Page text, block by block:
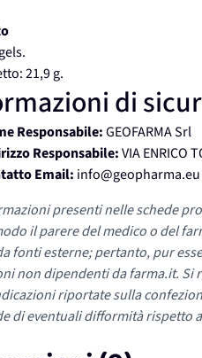
21,9 g.
di
Responsabile:GEOFARMA Srl
Responsabile:VIA ENRICO
Email: info@geopharma.eu
presenti nelle schede
il parere del medico o del
fonti esterne; pertanto, pur
non dipendenti da farma.it.
riportate sulla
di eventuali difformità